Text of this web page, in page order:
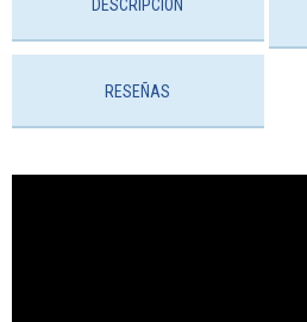
DESCRIPCIÓN
RESEÑAS